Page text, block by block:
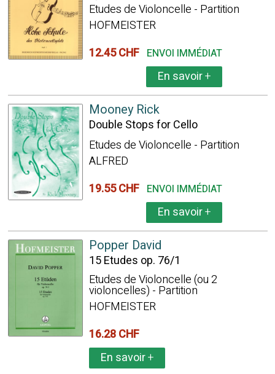
Etudes de Violoncelle - Partition
HOFMEISTER
12.45 CHF ENVOI IMMÉDIAT
En savoir+
Mooney Rick
Double Stops for Cello
Etudes de Violoncelle - Partition
ALFRED
19.55 CHF ENVOI IMMÉDIAT
En savoir+
Popper David
15 Etudes op. 76/1
Etudes de Violoncelle (ou 2
violoncelles) - Partition
HOFMEISTER
16.28 CHF
En savoir+